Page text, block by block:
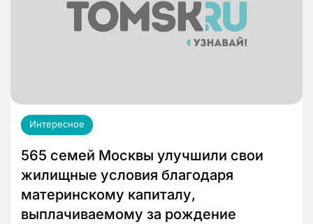
Интересное
565 семей Москвы улучшили свои
жилищные условия благодаря
материнскому капиталу,
выплачиваемому за рождение